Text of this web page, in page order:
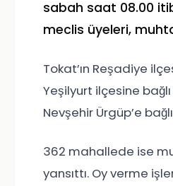
sabah saat 08.00
meclis üyeleri,
Tokat’ın Reşadiye
Yeşilyurt ilçesine
Nevşehir Ürgüp’e
362 mahallede ise
yansıttı. Oy verme